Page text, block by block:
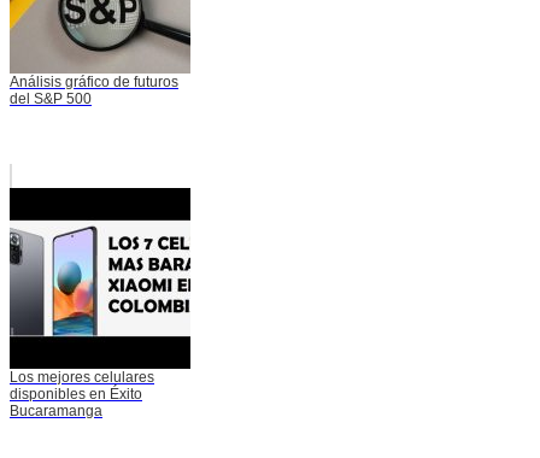
Análisis gráfico de futuros
del S&P 500
Los mejores celulares
disponibles en Éxito
Bucaramanga